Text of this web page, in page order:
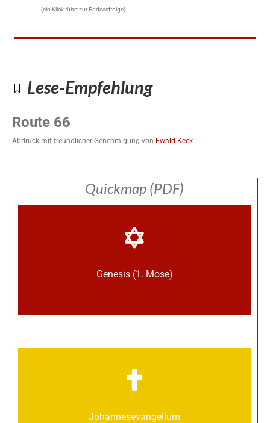
(ein Klick führt zur Podcastfolge)
Lese-Empfehlung
Route 66
Abdruck mit freundlicher Genehmigung von Ewald Keck
Quickmap (PDF)
Genesis (1. Mose)
Johannes­­evangelium